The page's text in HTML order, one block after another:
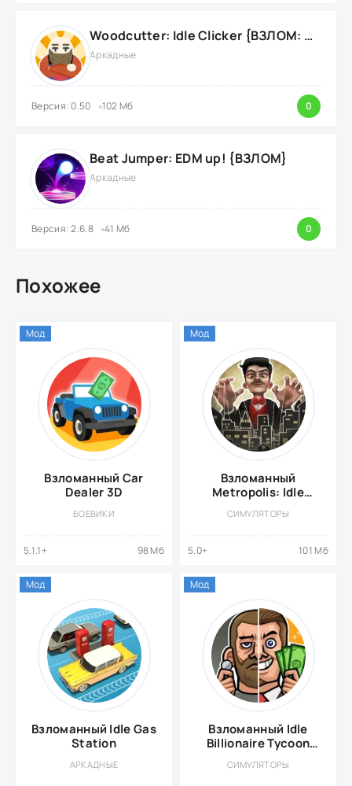
Woodcutter: Idle Clicker {ВЗЛОМ: Много Ресурсов}
Аркадные
Версия: 0.50 102 Мб 0
Beat Jumper: EDM up! {ВЗЛОМ}
Аркадные
Версия: 2.6.8 41 Мб 0
Похожее
Взломанный Car
Dealer 3D
БОЕВИКИ
5.1.1+ 98 Мб
Мод
Взломанный
Metropolis: Idle
СИМУЛЯТОРЫ
5.0+ 101 Мб
Мод
Взломанный Idle Gas
Station
АРКАДНЫЕ
Мод
Взломанный Idle
Billionaire Tycoon
денег}
СИМУЛЯТОРЫ
Мод